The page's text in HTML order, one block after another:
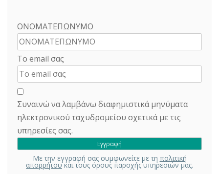
ΟΝΟΜΑΤΕΠΩΝΥΜΟ
Το email σας
Συναινώ να λαμβάνω διαφημιστικά μηνύματα
ηλεκτρονικού ταχυδρομείου σχετικά με τις
υπηρεσίες σας.
Με την εγγραφή σας συμφωνείτε με τη πολιτική
απορρήτουκαι τους όρους παροχής υπηρεσιών μας.